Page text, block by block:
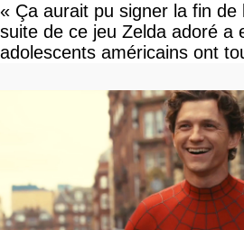
« Ça aurait pu signer la fin de
suite de ce jeu Zelda adoré a
adolescents américains ont